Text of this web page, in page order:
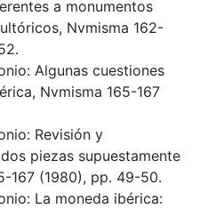
a monumentos
Nvmisma 162-
Algunas cuestiones
Nvmisma 165-167
Revisión y
piezas supuestamente
167 (1980), pp. 49-50.
La moneda ibérica: